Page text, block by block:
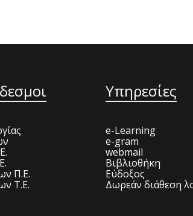
Π.Ε.
Τ.Ε.
Υπηρεσίες
e-Learning
e-gram
webmail
Βιβλιοθήκη
Εύδοξος
Δωρεάν διάθεση